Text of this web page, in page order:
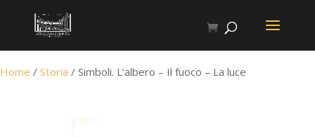
Home / Storia / Simboli. L’albero – Il fuoco – La luce